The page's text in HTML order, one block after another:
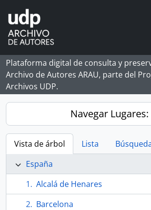
Skip to main content
Plataforma digital de consulta y
Archivo de Autores ARAU, parte del
Archivos UDP.
Navegar Lugares:
Vista de árbol Lista
España
Alcalá de Henares
Barcelona